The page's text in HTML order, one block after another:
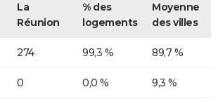
La
Réunion
% des
logements
Moyenne
des villes
274 99,3 % 89,7 %
0 0,0 % 9,3 %